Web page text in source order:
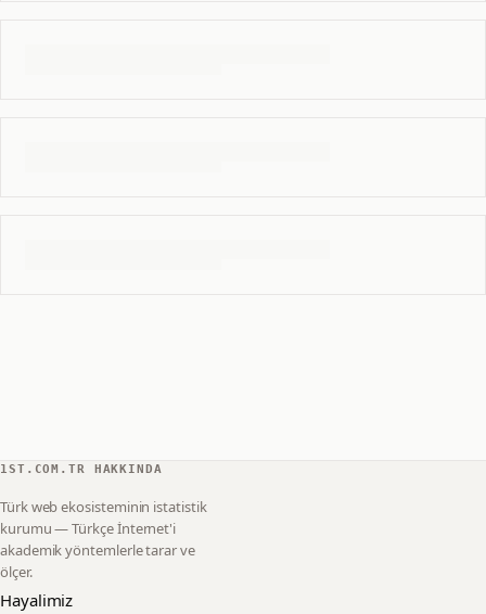
1ST.COM.TR HAKKINDA
Türk web ekosisteminin istatistik
kurumu — Türkçe İnternet'i
akademik yöntemlerle tarar ve
ölçer.
Hayalimiz